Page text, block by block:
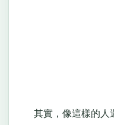
其實，像這樣的人